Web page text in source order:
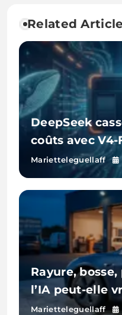
Related
DeepSeek
coûts avec V4-
Marietteleguellaff
Rayure,
l’IA peut-elle
les réparations
Marietteleguellaff